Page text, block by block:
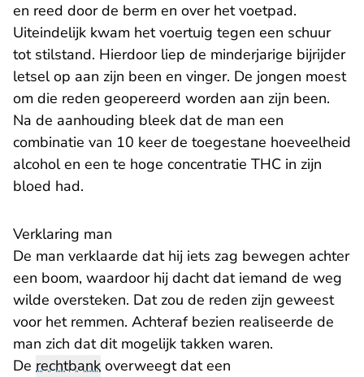
en reed door de berm en over het voetpad.
Uiteindelijk kwam het voertuig tegen een schuur
tot stilstand. Hierdoor liep de minderjarige bijrijder
letsel op aan zijn been en vinger. De jongen moest
om die reden geopereerd worden aan zijn been.
Na de aanhouding bleek dat de man een
combinatie van 10 keer de toegestane hoeveelheid
alcohol en een te hoge concentratie THC in zijn
bloed had.
Verklaring man
De man verklaarde dat hij iets zag bewegen achter
een boom, waardoor hij dacht dat iemand de weg
wilde oversteken. Dat zou de reden zijn geweest
voor het remmen. Achteraf bezien realiseerde de
man zich dat dit mogelijk takken waren.
De rechtbank overweegt dat een